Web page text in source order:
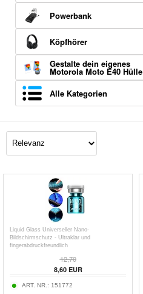
Powerbank
Köpfhörer
Gestalte dein eigenes
Motorola Moto E40 Hülle
Alle Kategorien
Liquid Glass Universeller Nano-
Bildschirmschutz - Ultraklar und
fingerabdruckfreundlich
12,70
8,60EUR
ART. NR.: 151772